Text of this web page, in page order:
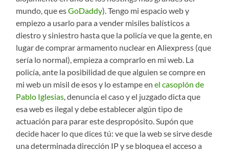
mundo, que esGoDaddy). Tengo mi espacio web y
empiezo a usarlo para a vender misiles balísticos a
diestro y siniestro hasta que la policía ve que la gente, en
lugar de comprar armamento nuclear en Aliexpress (que
sería lo normal), empieza a comprarlo en mi web. La
policía, ante la posibilidad de que alguien se compre en
mi web un misil de esos y lo estampe enel casoplón de
Pablo Iglesias, denuncia el caso y el juzgado dicta que
esa web es ilegal y debe establecer algún tipo de
actuación para parar este despropósito. Supón que
decide hacer lo que dices tú: ve que la web se sirve desde
una determinada dirección IP y se bloquea el acceso a